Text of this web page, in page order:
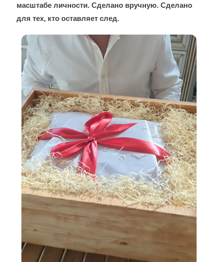
масштабе личности. Сделано вручную. Сделано
для тех, кто оставляет след.